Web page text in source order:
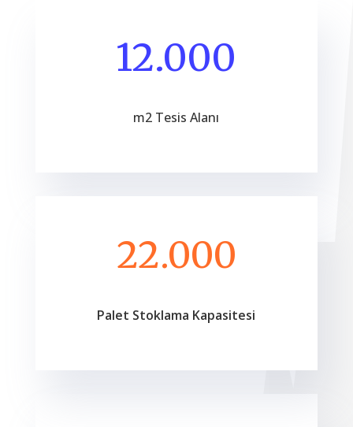
12.000
m2 Tesis Alanı
22.000
Palet Stoklama Kapasitesi